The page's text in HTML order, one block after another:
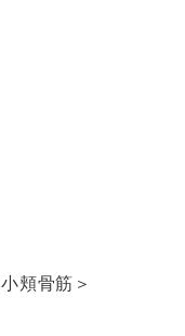
頬骨筋＞